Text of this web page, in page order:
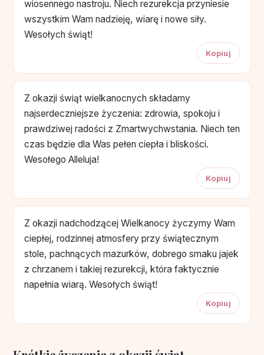
wiosennego nastroju. Niech rezurekcja przyniesie
wszystkim Wam nadzieję, wiarę i nowe siły.
Wesołych świąt!
Kopiuj
Z okazji świąt wielkanocnych składamy
najserdeczniejsze życzenia: zdrowia, spokoju i
prawdziwej radości z Zmartwychwstania. Niech ten
czas będzie dla Was pełen ciepła i bliskości.
Wesołego Alleluja!
Kopiuj
Z okazji nadchodzącej Wielkanocy życzymy Wam
ciepłej, rodzinnej atmosfery przy świątecznym
stole, pachnących mazurków, dobrego smaku jajek
z chrzanem i takiej rezurekcji, która faktycznie
napełnia wiarą. Wesołych świąt!
Kopiuj